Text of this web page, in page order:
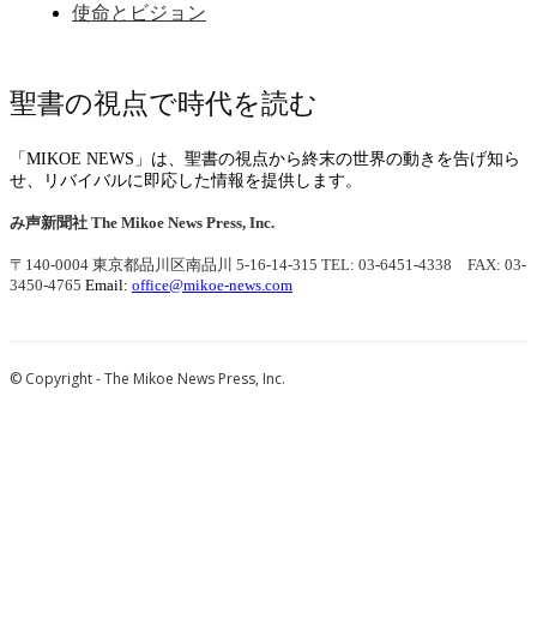
使命とビジョン
聖書の視点で時代を読む
「MIKOE NEWS」は、聖書の視点から終末の世界の動きを告げ知ら
せ、リバイバルに即応した情報を提供します。
み声新聞社 The Mikoe News Press, Inc.
〒140-0004 東京都品川区南品川 5-16-14-315 TEL: 03-6451-4338 FAX: 03-
3450-4765 Email: office@mikoe-news.com
© Copyright - The Mikoe News Press, Inc.